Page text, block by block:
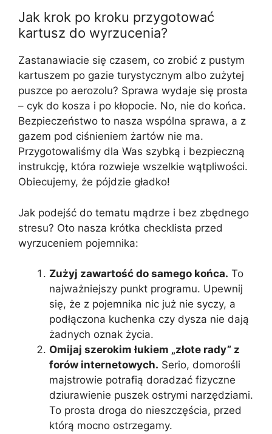
Jak krok po kroku przygotować
kartusz do wyrzucenia?
Zastanawiacie się czasem, co zrobić z pustym
kartuszem po gazie turystycznym albo zużytej
puszce po aerozolu? Sprawa wydaje się prosta
– cyk do kosza i po kłopocie. No, nie do końca.
Bezpieczeństwo to nasza wspólna sprawa, a z
gazem pod ciśnieniem żartów nie ma.
Przygotowaliśmy dla Was szybką i bezpieczną
instrukcję, która rozwieje wszelkie wątpliwości.
Obiecujemy, że pójdzie gładko!
Jak podejść do tematu mądrze i bez zbędnego
stresu? Oto nasza krótka checklista przed
wyrzuceniem pojemnika:
Zużyj zawartość do samego końca. To
najważniejszy punkt programu. Upewnij
się, że z pojemnika nic już nie syczy, a
podłączona kuchenka czy dysza nie dają
żadnych oznak życia.
Omijaj szerokim łukiem „złote rady” z
forów internetowych. Serio, domorośli
majstrowie potrafią doradzać fizyczne
dziurawienie puszek ostrymi narzędziami.
To prosta droga do nieszczęścia, przed
którą mocno ostrzegamy.